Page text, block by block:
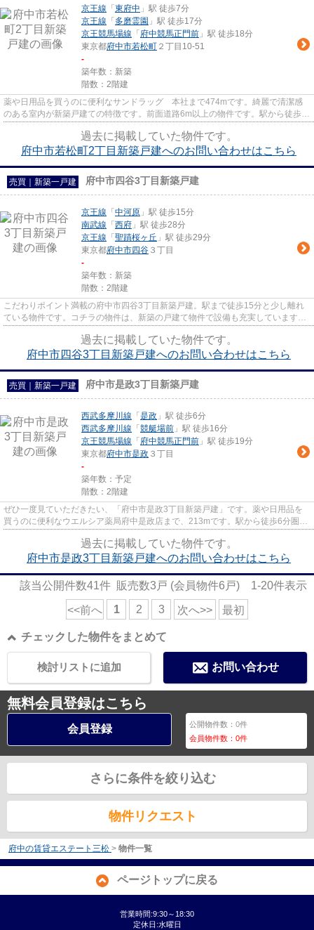
京王線 「 東府中 」駅 徒歩7分
京王線 「 多磨霊園 」駅 徒歩17分
京王競馬場線 「 府中競馬正門前 」駅 徒歩18分
東京都府中市若松町 ２丁目10-51
-
築年数：新築
階数：2階建
薬や日用品を買うのに便利なサンドラッグ 本社まで474mです。綺麗で清潔感
のある室内が新築戸建ての特徴です。前面道路6m以上の物件です。駅から徒歩7
過去に掲載していた物件です。
府中市若松町2丁目新築戸建へのお問い合わせはこちら
売買｜新築一戸建 府中市四谷3丁目新築戸建
京王線 「 中河原 」駅 徒歩15分
南武線 「 西府 」駅 徒歩28分
京王線 「 聖蹟桜ヶ丘 」駅 徒歩29分
東京都府中市四谷 ３丁目
-
築年数：新築
階数：2階建
こだわりポイント満載の府中市四谷3丁目新築戸建。駅まで徒歩15分と少し離れ
ている物件です。コチラの物件は、新築の戸建て物件で設備も充実しています。
過去に掲載していた物件です。
府中市四谷3丁目新築戸建へのお問い合わせはこちら
売買｜新築一戸建 府中市是政3丁目新築戸建
西武多摩川線 「 是政 」駅 徒歩6分
西武多摩川線 「 競艇場前 」駅 徒歩16分
京王競馬場線 「 府中競馬正門前 」駅 徒歩19分
東京都府中市是政 ３丁目
-
築年数：予定
階数：2階建
ぜひ一度見ていただきたい、「府中市是政3丁目新築戸建」です。薬や日用品を
買うのに便利なウエルシア薬局府中是政店まで、213mです。駅から徒歩6分圏内
過去に掲載していた物件です。
府中市是政3丁目新築戸建へのお問い合わせはこちら
該当公開件数41件 販売数3 戸 (会員物件6 戸) 1-20件表示
<<前へ 1 2 3 次へ>> 最初
チェックした物件をまとめて
お問い合わせ
検討リストに追加
無料会員登録はこちら
会員登録 公開物件数：0件
会員物件数：0件
さらに条件を絞り込む
物件リクエスト
府中の賃貸エステート三松 > 物件一覧
ページトップに戻る
営業時間:9:30～18:30
定休日:水曜日